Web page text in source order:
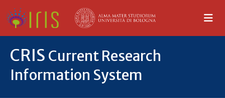
CRIS Current Research
Information System